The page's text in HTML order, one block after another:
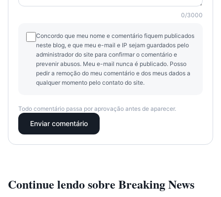
0/3000
Concordo que meu nome e comentário fiquem publicados
neste blog, e que meu e-mail e IP sejam guardados pelo
administrador do site para confirmar o comentário e
prevenir abusos. Meu e-mail nunca é publicado. Posso
pedir a remoção do meu comentário e dos meus dados a
qualquer momento pelo contato do site.
Todo comentário passa por aprovação antes de aparecer.
Enviar comentário
Continue lendo sobre Breaking News